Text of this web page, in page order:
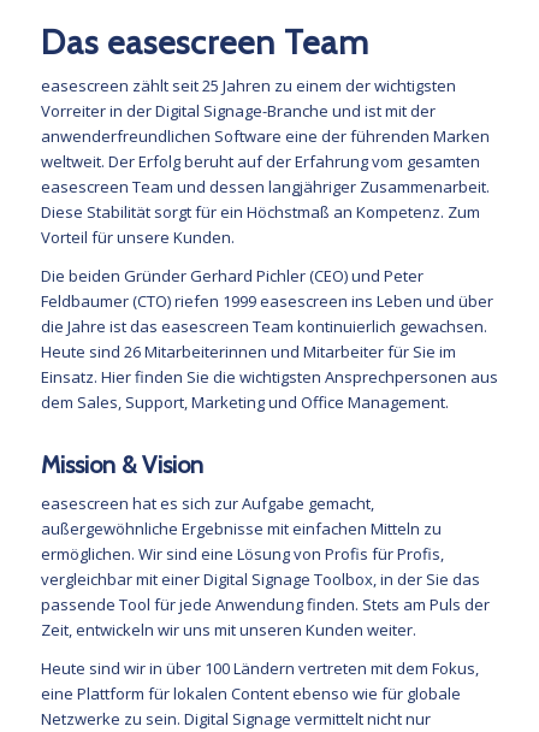
Das easescreen Team
easescreen zählt seit 25 Jahren zu einem der wichtigsten
Vorreiter in der Digital Signage-Branche und ist mit der
anwenderfreundlichen Software eine der führenden Marken
weltweit. Der Erfolg beruht auf der Erfahrung vom gesamten
easescreen Team und dessen langjähriger Zusammenarbeit.
Diese Stabilität sorgt für ein Höchstmaß an Kompetenz. Zum
Vorteil für unsere Kunden.
Die beiden GründerGerhard Pichler (CEO)und Peter
Feldbaumer (CTO) riefen 1999 easescreen ins Leben und über
die Jahre ist das easescreen Team kontinuierlich gewachsen.
Heute sind 26 Mitarbeiterinnen und Mitarbeiter für Sie im
Einsatz. Hier finden Sie die wichtigsten Ansprechpersonen aus
dem Sales, Support, Marketing und Office Management.
Mission & Vision
easescreen hat es sich zur Aufgabe gemacht,
außergewöhnliche Ergebnisse mit einfachen Mitteln zu
ermöglichen. Wir sind eine Lösung von Profis für Profis,
vergleichbar mit einer Digital Signage Toolbox, in der Sie das
passende Tool für jede Anwendung finden. Stets am Puls der
Zeit, entwickeln wir uns mit unseren Kunden weiter.
Heute sind wir in über 100 Ländern vertreten mit dem Fokus,
eine Plattform für lokalen Content ebenso wie für globale
Netzwerke zu sein. Digital Signage vermittelt nicht nur